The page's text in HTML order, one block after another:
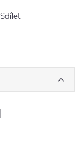
Sdílet